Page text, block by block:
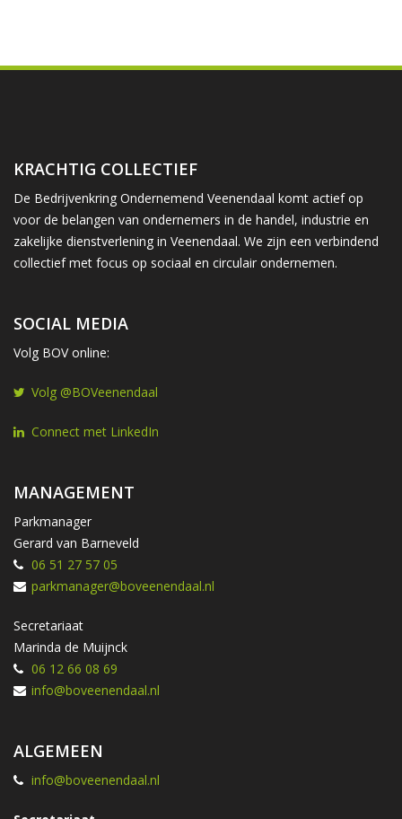
KRACHTIG COLLECTIEF
De Bedrijvenkring Ondernemend Veenendaal komt actief op
voor de belangen van ondernemers in de handel, industrie en
zakelijke dienstverlening in Veenendaal. We zijn een verbindend
collectief met focus op sociaal en circulair ondernemen.
SOCIAL MEDIA
Volg BOV online:
Volg @BOVeenendaal
Connect met LinkedIn
MANAGEMENT
Parkmanager
Gerard van Barneveld
06 51 27 57 05
parkmanager@boveenendaal.nl
Secretariaat
Marinda de Muijnck
06 12 66 08 69
info@boveenendaal.nl
ALGEMEEN
info@boveenendaal.nl